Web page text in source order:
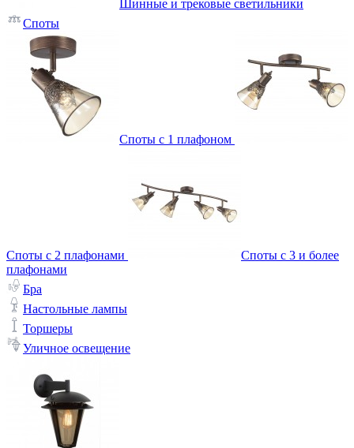
Шинные и трековые светильники
Споты
Споты с 1 плафоном
Споты с 2 плафонами
Споты с 3 и более
плафонами
Бра
Настольные лампы
Торшеры
Уличное освещение